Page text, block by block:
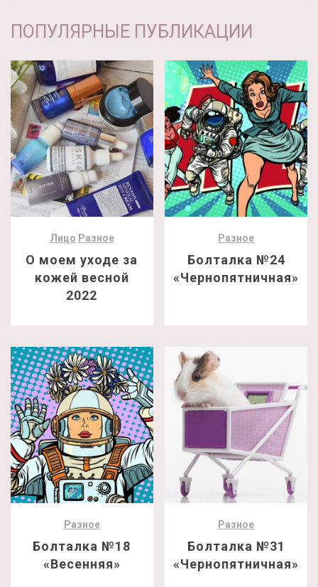
ПОПУЛЯРНЫЕ ПУБЛИКАЦИИ
Лицо Разное
О моем уходе за
кожей весной
2022
Разное
Болталка №24
«Чернопятничная»
Разное
Болталка №18
«Весенняя»
Разное
Болталка №31
«Чернопятничная»